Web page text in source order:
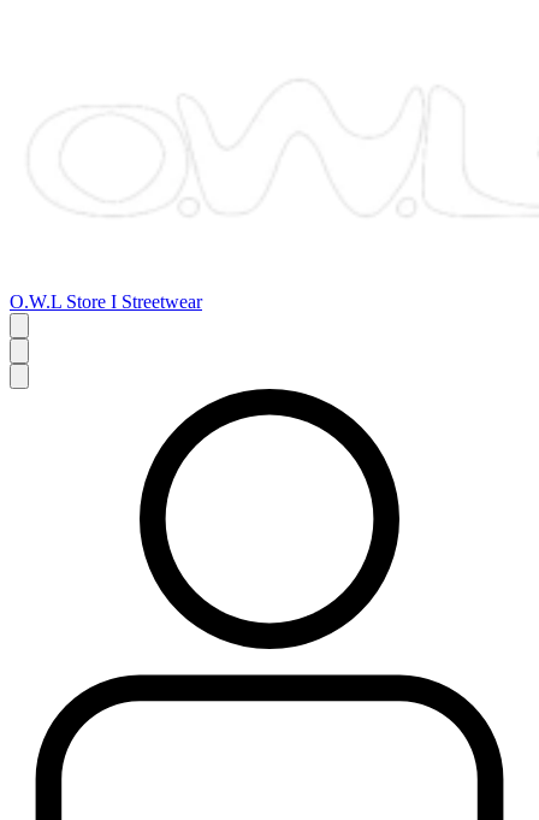
O.W.L Store I Streetwear